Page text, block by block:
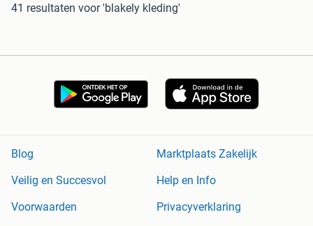
41 resultaten voor 'blakely kleding'
Blog
Marktplaats Zakelijk
Veilig en Succesvol
Help en Info
Voorwaarden
Privacyverklaring